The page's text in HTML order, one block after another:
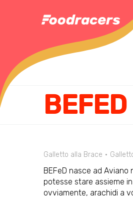
Galletto alla Brace
BEFeD nasce ad
potesse stare assieme
ovviamente, arachidi a